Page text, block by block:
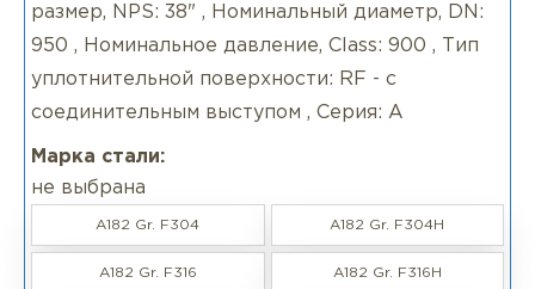
размер, NPS: 38" , Номинальный диаметр, DN:
950 , Номинальное давление, Class: 900 , Тип
уплотнительной поверхности: RF - с
соединительным выступом , Серия: А
Марка стали:
не выбрана
A182 Gr. F304 A182 Gr. F304H
A182 Gr. F316 A182 Gr. F316H